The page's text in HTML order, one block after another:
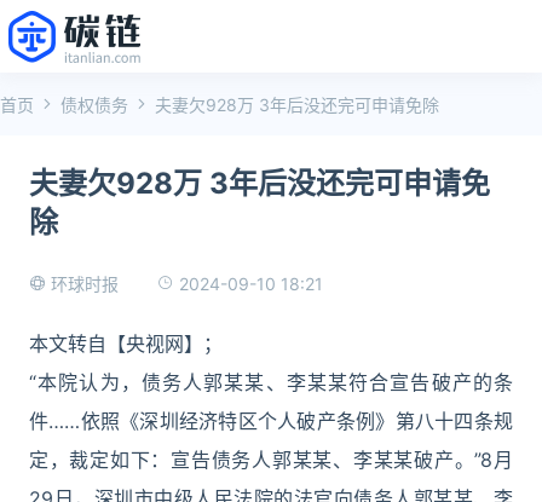
首页 债权债务 夫妻欠928万 3年后没还完可申请免除
夫妻欠928万 3年后没还完可申请免
除
环球时报 2024-09-10 18:21
本文转自【央视网】；
“本院认为，债务人郭某某、李某某符合宣告破产的条
件……依照《深圳经济特区个人破产条例》第八十四条规
定，裁定如下：宣告债务人郭某某、李某某破产。”8月